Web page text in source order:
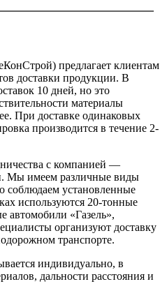
предлагает клиентам
доставки продукции. В
10 дней, но это
материалы
При доставке одинаковых
производится в течение 2-
с компанией —
Мы имеем различные виды
соблюдаем установленные
используются 20-тонные
автомобили «Газель»,
организуют доставку
транспорте.
индивидуально, в
дальности расстояния и